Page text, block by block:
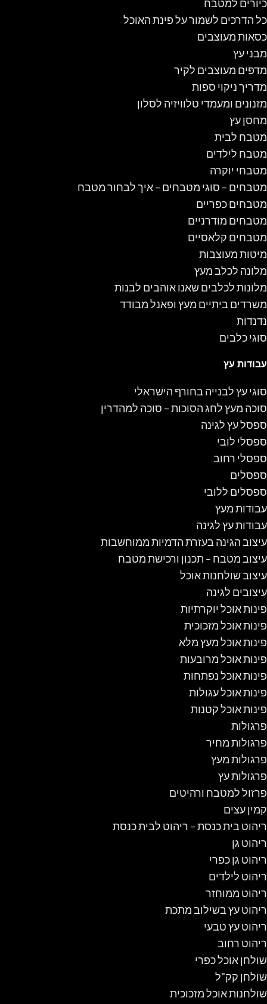
כיורים למטבח
כל הדרכים לשמור על פינת האוכל
כסאות מעוצבים
מבני עץ
מדפים מעוצבים לקיר
מדריך ניקוי ספות
מזנונים ומעמדי טלוויזיה לסלון
מחסן עץ
מטבח לבית
מטבח לילדים
מטבחי יוקרה
מטבחים – סוגי מטבחים – איך לבחור מטבח
מטבחים כפריים
מטבחים מודרניים
מטבחים קלאסיים
מיטות מעוצבות
מלונה לכלב מעץ
מלונות לכלבים שאנו אוהבים לבנות
משרדים ביתיים מעץ ופאנל מבודד
נדנדות
סוגי כלבים
עבודות עץ
סוגי עץ לבנייה בחורף הישראלי
סוכה מעץ לחג הסוכות – סוכה למהדרין
ספסל עץ לגינה
ספסלי לובי
ספסלי רחוב
ספסלים
ספסלים ללובי
עבודות מעץ
עבודות עץ לגינה
עיצוב הגינה בעזרת הדמיות ממוחשבות
עיצוב מטבח – תכנון ורכישת מטבח
עיצוב שולחנות אוכל
עיצובים לגינה
פינות אוכל יוקרתיות
פינות אוכל מזכוכית
פינות אוכל מעץ מלא
פינות אוכל מרובעות
פינות אוכל נפתחות
פינות אוכל עגולות
פינות אוכל קטנות
פרגולות
פרגולות מחיר
פרגולות מעץ
פרגולות עץ
פרזול למטבח ורהיטים
קמין עצים
ריהוט בית כנסת – ריהוט לבית כנסת
ריהוט גן
ריהוט גן כפרי
ריהוט לילדים
ריהוט ממוחזר
ריהוט עץ בשילוב מתכת
ריהוט עץ טבעי
ריהוט רחוב
שולחן אוכל כפרי
שולחן קק"ל
שולחנות אוכל מזכוכית